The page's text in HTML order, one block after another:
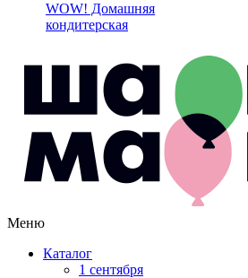
WOW! Домашняя
кондитерская
Меню
Каталог
1 сентября